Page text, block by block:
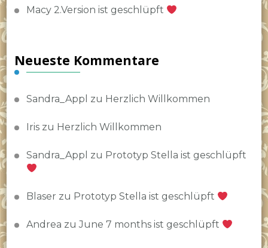
Macy 2.Version ist geschlüpft
Neueste Kommentare
Sandra_Appl zu Herzlich Willkommen
Iriszu Herzlich Willkommen
Sandra_Appl zu Prototyp Stella ist geschlüpft
Blaser zu Prototyp Stella ist geschlüpft
Andrea zuJune 7 months ist geschlüpft